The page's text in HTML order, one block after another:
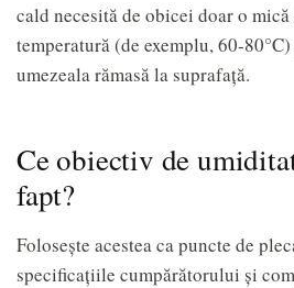
cald necesită de obicei doar o
temperatură (de exemplu, 60-
umezeala rămasă la suprafață.
Ce obiectiv de
fapt?
Folosește acestea ca puncte de
specificațiile cumpărătorului și